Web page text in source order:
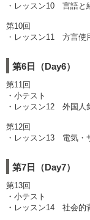
・レッスン10 言語と
第10回
・レッスン11 方言使
第6日（Day6）
第11回
・小テスト
・レッスン12 外国人
第12回
・レッスン13 電気・
第7日（Day7）
第13回
・小テスト
・レッスン14 社会的